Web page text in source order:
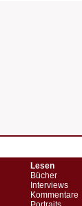
Lesen
Bücher
Interviews
Kommentare